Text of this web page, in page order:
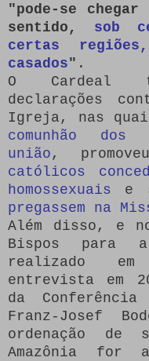
"pode-se
sentido, sob
certas
casados" .
O Cardeal
declarações
Igreja, nas
comunhão
união ,
católicos
homossexuais e
pregassem na
Além disso, e
Bispos para
realizado
entrevista em
da Conferência
Franz-Josef
ordenação de
Amazônia for